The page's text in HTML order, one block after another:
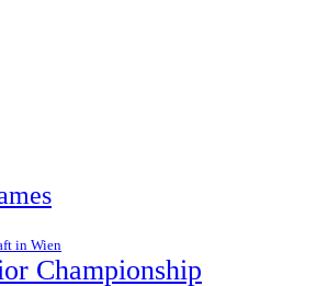
in Wien
Championship